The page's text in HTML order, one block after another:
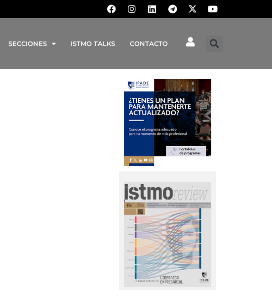
SECCIONES ISTMO TALKS CONTACTO